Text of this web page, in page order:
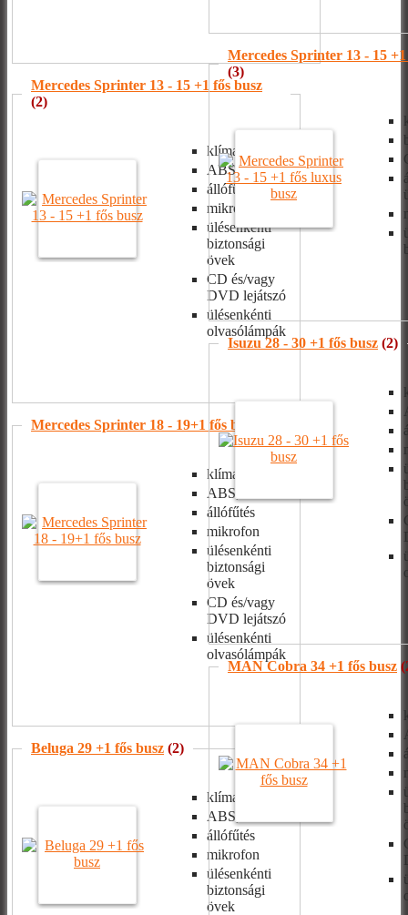
Mercedes Sprinter 13 - 15 +1 fős busz
(2)
klíma
ABS, ASR
állófűtés
mikrofon
ülésenkénti
biztonsági
övek
CD és/vagy
DVD lejátszó
ülésenkénti
olvasólámpák
Mercedes Sprinter 18 - 19+1 fős busz
klíma
ABS, ASR
állófűtés
mikrofon
ülésenkénti
biztonsági
övek
CD és/vagy
DVD lejátszó
ülésenkénti
olvasólámpák
Beluga 29 +1 fős busz (2)
klíma
ABS, ASR
állófűtés
mikrofon
ülésenkénti
biztonsági
övek
Mercedes Sprinter 13 - 15
(3)
Isuzu 28 - 30 +1 fős busz (2)
MAN Cobra 34 +1 fős busz